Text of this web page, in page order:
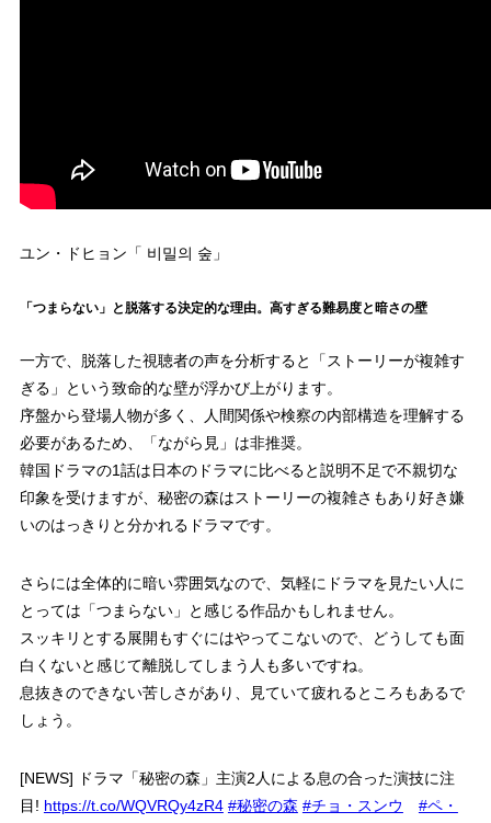
ユン・ドヒョン「 비밀의 숲」
「つまらない」と脱落する決定的な理由。高すぎる難易度と暗さの壁
一方で、脱落した視聴者の声を分析すると「ストーリーが複雑す
ぎる」という致命的な壁が浮かび上がります。
序盤から登場人物が多く、人間関係や検察の内部構造を理解する
必要があるため、「ながら見」は非推奨。
韓国ドラマの1話は日本のドラマに比べると説明不足で不親切な
印象を受けますが、秘密の森はストーリーの複雑さもあり好き嫌
いのはっきりと分かれるドラマです。
さらには全体的に暗い雰囲気なので、気軽にドラマを見たい人に
とっては「つまらない」と感じる作品かもしれません。
スッキリとする展開もすぐにはやってこないので、どうしても面
白くないと感じて離脱してしまう人も多いですね。
息抜きのできない苦しさがあり、見ていて疲れるところもあるで
しょう。
[NEWS] ドラマ「秘密の森」主演2人による息の合った演技に注
目! https://t.co/WQVRQy4zR4 #秘密の森 #チョ・スンウ
#ペ・